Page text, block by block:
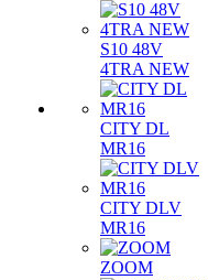
S10 48V
4TRA NEW
CITY DL
MR16
CITY DLV
MR16
ZOOM